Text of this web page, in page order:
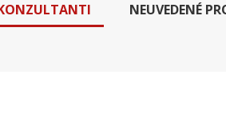
NEUVEDENÉ